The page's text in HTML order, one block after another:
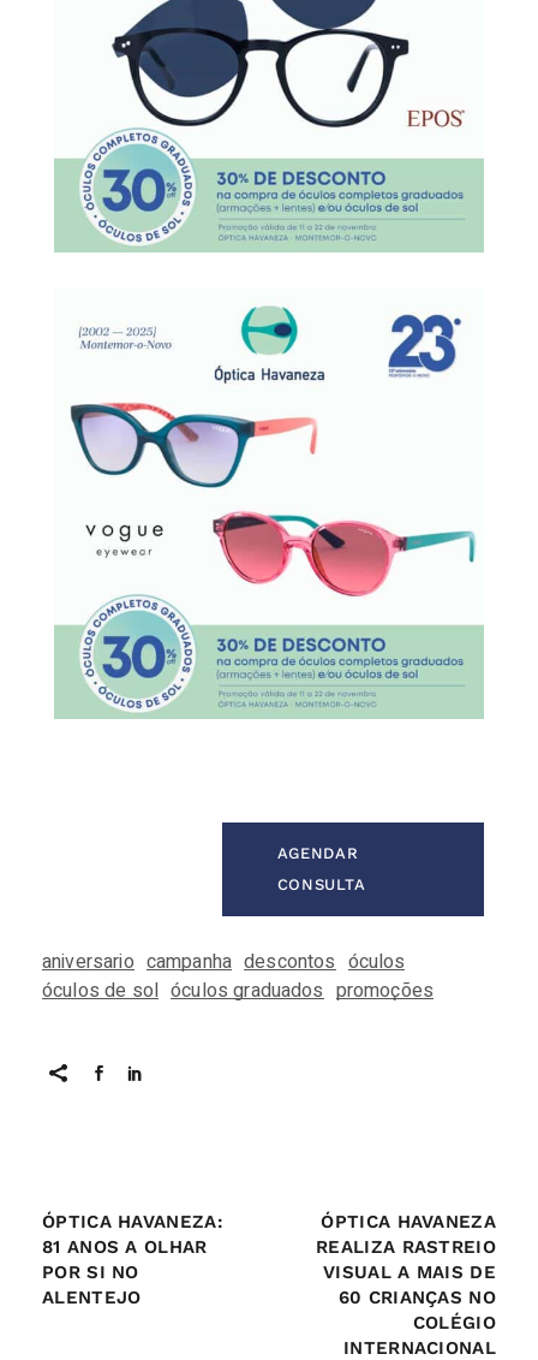
AGENDAR
CONSULTA
aniversario campanha descontos óculos
óculos de sol óculos graduados promoções
ÓPTICA HAVANEZA:
81 ANOS A OLHAR
POR SI NO
ALENTEJO
ÓPTICA HAVANEZA
REALIZA RASTREIO
VISUAL A MAIS DE
60 CRIANÇAS NO
COLÉGIO
INTERNACIONAL